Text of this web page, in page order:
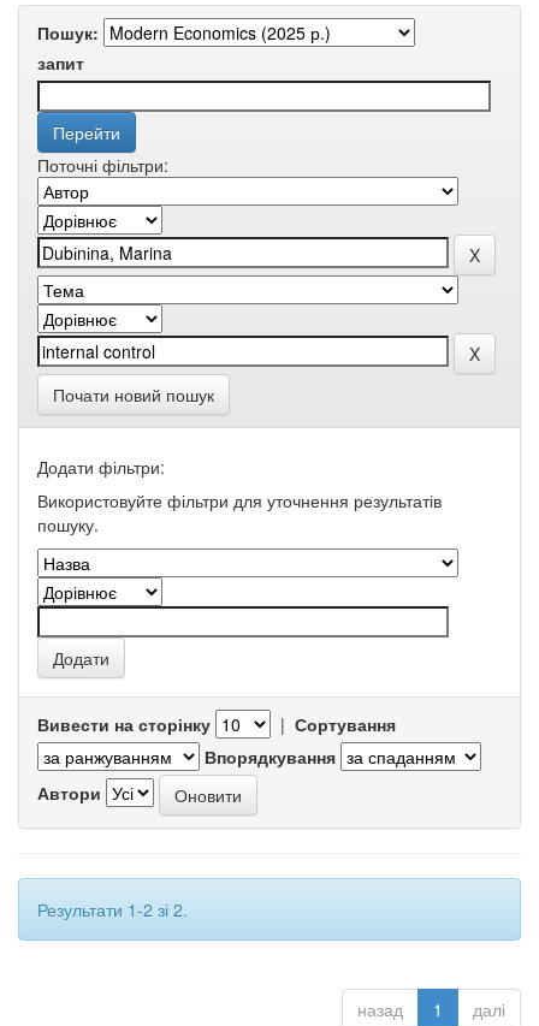
Пошук:
запит
Поточні фільтри:
Почати новий пошук
Додати фільтри:
Використовуйте фільтри для уточнення результатів
пошуку.
Вивести на сторінку | Сортування
Впорядкування
Автори
Результати 1-2 зі 2.
назад 1 далі